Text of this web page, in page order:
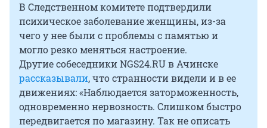
В Следственном комитете подтвердили
психическое заболевание женщины, из-за
чего у нее были с проблемы с памятью и
могло резко меняться настроение.
Другие собеседники NGS24.RU в Ачинске
рассказывали, что странности видели и в ее
движениях: «Наблюдается заторможенность,
одновременно нервозность. Слишком быстро
передвигается по магазину. Так не описать